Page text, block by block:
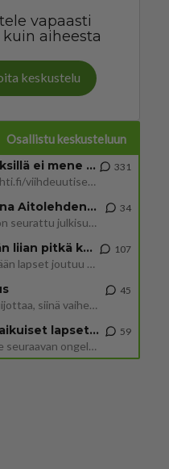
vapaasti
aiheesta
keskustelu
Osallistu keskusteluun
Martinan bisneksillä ei mene hyvin
https://www.iltalehti.fi/viihdeuutiset/a/c46da6ab-340f-4790-aaa7-0865eed2336 Yrityksen konkurssihakemus on tullut kärä
331
Tiesitkö? Martina Aitolehden isäpuoli on tämä suosittu laulaja
Martina Aitolehti on seurattu julkisuuden henkilö. Lähipiiriin mahtuu muitakin tunnettuja henkilöitä. Tiesitkö, että Ma
34
2 km on nykyään liian pitkä koulumatka
Hesarissa päivitellään lapset joutuu nyt kulkemaan 2 km kouluun jösses. Ruostefillarilla tuo matka menee vaikka miten äk
107
Mutta mies vain tuijottaa, siinä vaiheessa käännän itse pään pois. Mikä juttu? Yleensä jos joku tuijottaa tai katsoo, hä
45
Uusioperheen aikuiset lapset tyhjentää jääkaapin käydessään
Miten selvittäisitte seuraavan ongelman, meillä on uusioperhe, minulla teini-ikäiset lapset ja puolisolla aikuiset, jotk
59